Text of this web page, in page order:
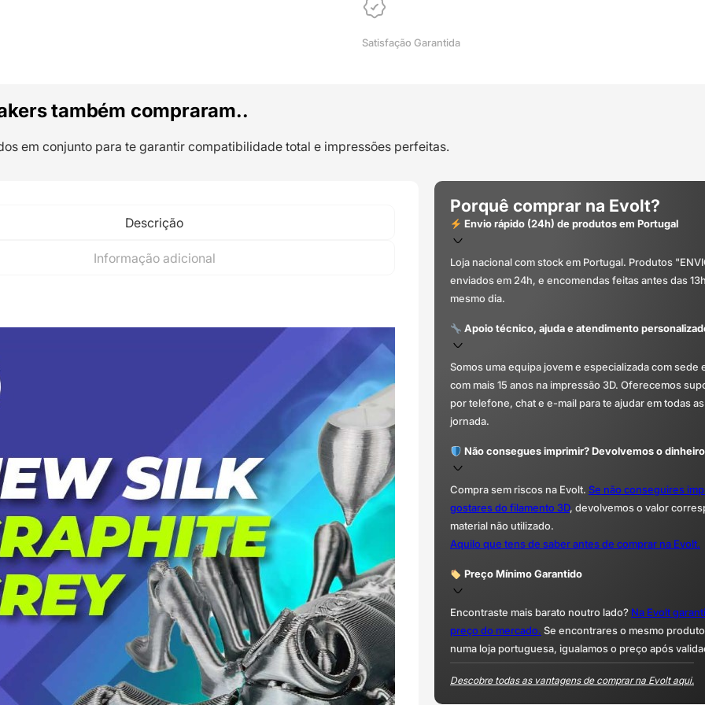
Satisfação Garantida
também compraram..
em conjunto para te garantir compatibilidade total e impressões perfeitas.
Descrição
Informação adicional
Porquê comprar na Evolt?
Envio rápido (24h) de produtos em Portugal
Loja nacional com stock em Portugal. Produtos
enviados em 24h, e encomendas feitas antes das
mesmo dia.
Apoio técnico, ajuda e atendimento
Somos uma equipa jovem e especializada com sede
com mais 15 anos na impressão 3D. Oferecemos
por telefone, chat e e-mail para te ajudar em todas
jornada.
Não consegues imprimir? Devolvemos o
Compra sem riscos na Evolt. Se não conseguires
gostares do filamento 3D, devolvemos o valor
material não utilizado.
Aquilo que tens de saber antes de comprar na Evolt.
Preço Mínimo Garantido
Encontraste mais barato noutro lado? Na Evolt
preço do mercado. Se encontrares o mesmo
numa loja portuguesa, igualamos o preço após
Descobre todas as vantagens de comprar na Evolt aqui.